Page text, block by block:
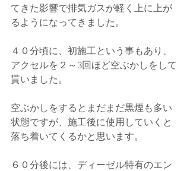
てきた影響で排気ガスが軽く上に上が
るようになってきました。
４０分頃に、初施工という事もあり、
アクセルを２～3回ほど空ぶかしをして
貰いました。
空ぶかしをするとまだまだ黒煙も多い
状態ですが、施工後に使用していくと
落ち着いてくるかと思います。
６０分後には、ディーゼル特有のエン